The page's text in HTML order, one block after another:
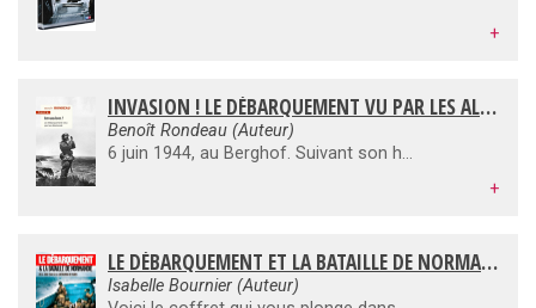
+
INVASION ! LE DÉBARQUEMENT VU PAR LES ALLEMANDS
Benoît Rondeau (Auteur)
6 juin 1944, au Berghof. Suivant son habitude, Hitler s'est couché tard, vers trois heures du matin. Il ignore que les combats ont commencé en Normandie. S'agit- il de l'Invasion, du véritable Débarquement ? On hésite à réveiller le maître du Reich. À quoi bon s'il ne s'agit que d'opérations de faible envergure ? À midi, Hitler laisse tomber ce commentaire laconique : « Alors, ça y est. » À ce moment-là, l'armée allemande affronte les Alliés depuis près de dix heures. La bataille des plages est engagée depuis l'aube et, dans les bunkers du mur de l'Atlantique, les soldats allemands luttent avec l'énergie du désespoir. Puis viennent la guerre des haies et les combats pour Caen et Saint-Lô. Cette bataille, la plus célèbre de la Seconde Guerre mondiale, scelle la défaite du IIIe Reich. Or pourquoi et comment l'armée allemande, si expérimentée, a-t-elle finalement été vaincue ? Au jour le jour, Benoît Rondeau retrace le Jour J et les cent jours de la bataille de Normandie tels que les ont vécus les Allemands, du simple soldat au général du Reich.
+
LE DÉBARQUEMENT ET LA BATAILLE DE NORMANDIE
Isabelle Bournier (Auteur)